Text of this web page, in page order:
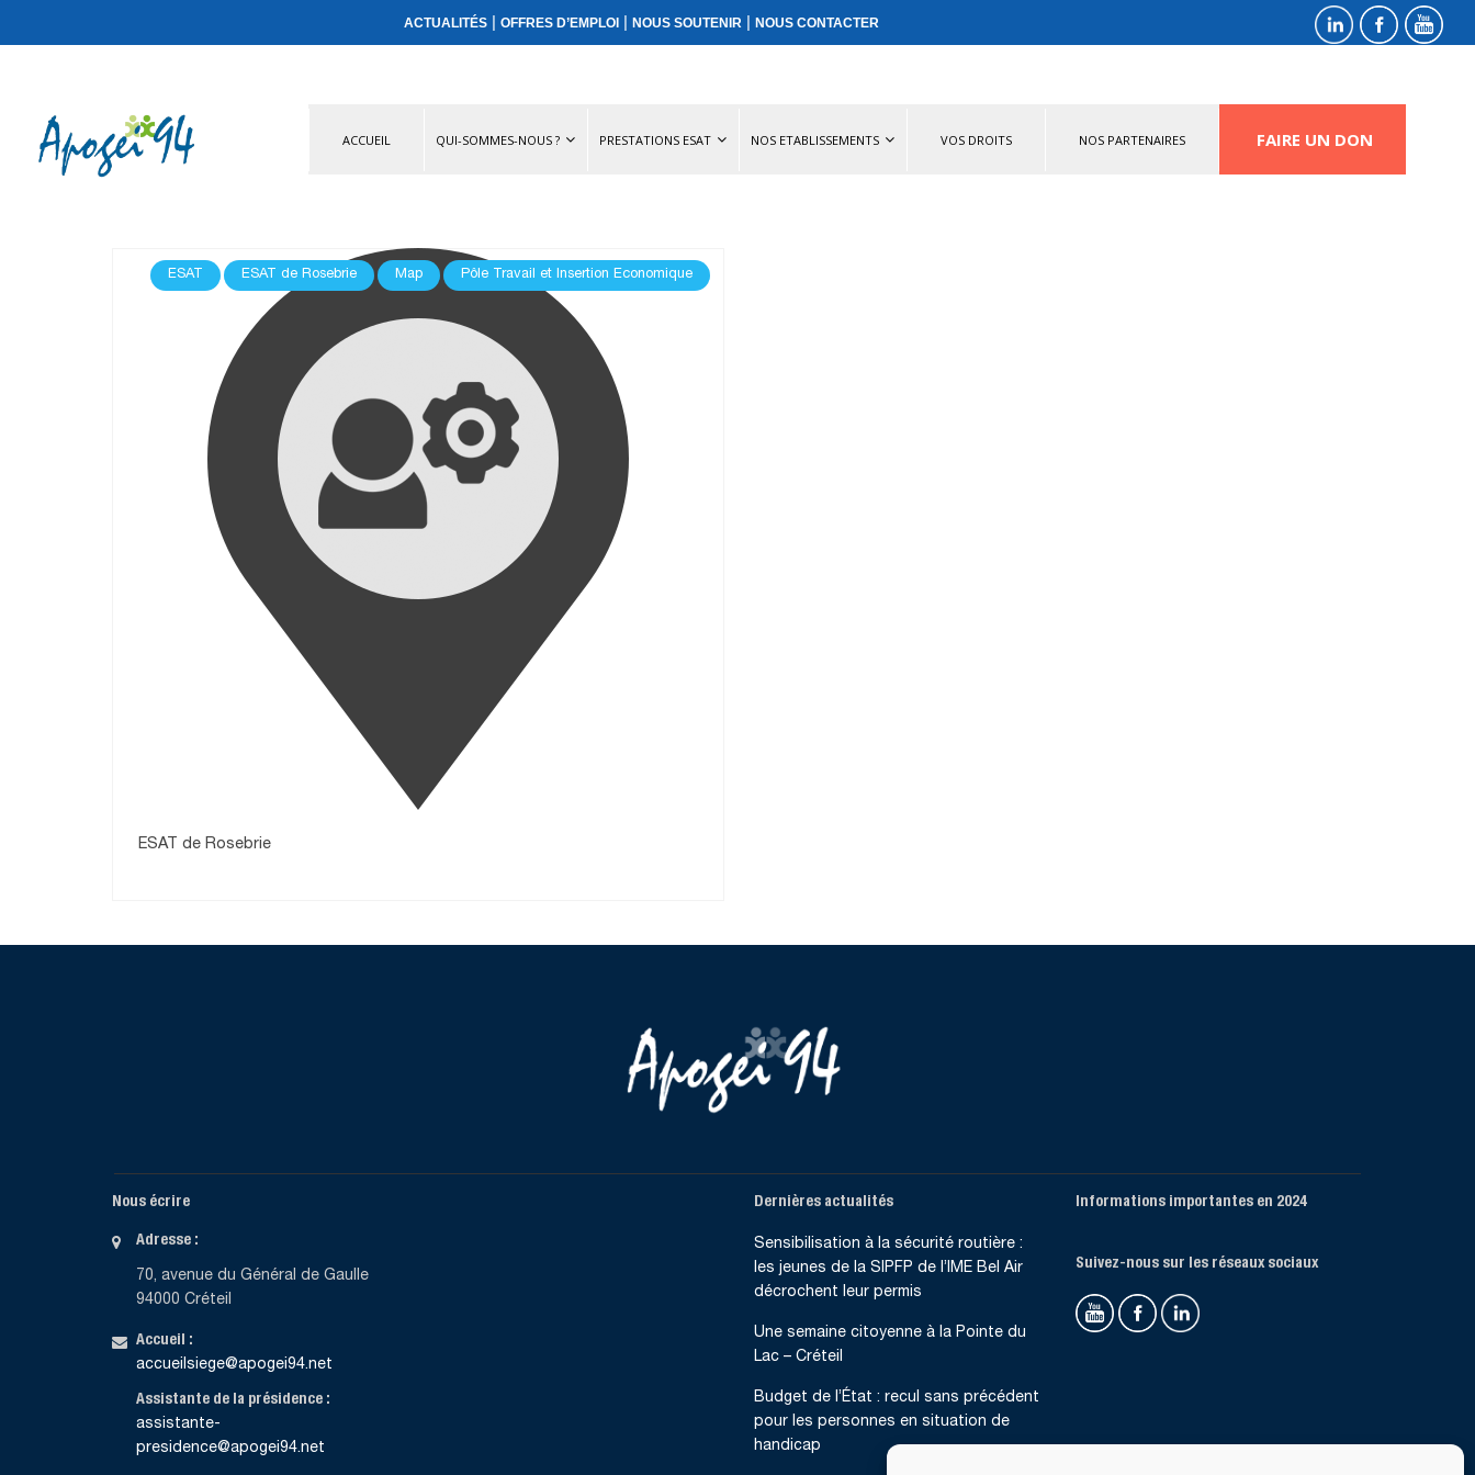
ACTUALITÉS |OFFRES D’EMPLOI |NOUS SOUTENIR |NOUS CONTACTER
ACCUEIL QUI-SOMMES-NOUS ? PRESTATIONS ESAT NOS ETABLISSEMENTS VOS DROITS NOS PARTENAIRES FAIRE UN DON
ESAT ESAT de Rosebrie Map Pôle Travail et Insertion Economique
ESAT de Rosebrie
Nous écrire
Adresse :
70, avenue du Général de Gaulle
94000 Créteil
Accueil :
accueilsiege@apogei94.net
Assistante de la présidence :
assistante-
presidence@apogei94.net
Dernières actualités
Sensibilisation à la sécurité routière :
les jeunes de la SIPFP de l’IME Bel Air
décrochent leur permis
Une semaine citoyenne à la Pointe du
Lac – Créteil
Budget de l’État : recul sans précédent
pour les personnes en situation de
handicap
Informations importantes en 2024
Suivez-nous sur les réseaux sociaux